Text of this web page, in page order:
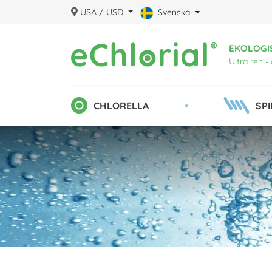
USA / USD Svenska
Ultra ren -
CHLORELLA •